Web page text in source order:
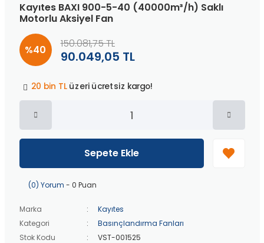
Kayıtes BAXI 900-5-40 (40000m³/h) Saklı
Motorlu Aksiyel Fan
%40 90.049,05 TL
150.081,75 TL
20 bin TLüzeri ücretsiz kargo!
40 bin TL
Peşin fiyatına
üzeri ücretsiz kargo!
üzeri ücretsiz kargo!
40 bin TLüzeri özel teklif!
Sepete Ekle
(0) Yorum - 0 Puan
Marka
Kayıtes
Kategori
Basınçlandırma Fanları
Stok Kodu
VST-001525